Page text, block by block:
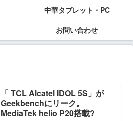
中華タブレット・PC
お問い合わせ
「 TCL Alcatel IDOL 5S」が
Geekbenchにリーク。
MediaTek helio P20搭載?